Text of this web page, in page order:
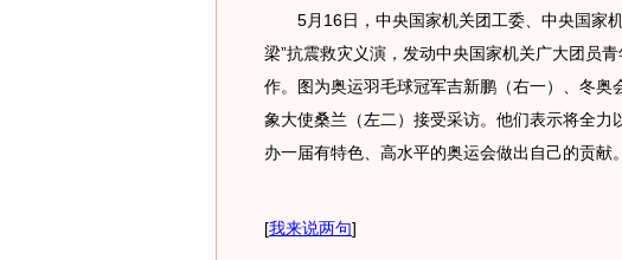
5月16日，中央国家机关团工委、中央国家机
梁”抗震救灾义演，发动中央国家机关广大团员
作。图为奥运羽毛球冠军吉新鹏（右一）、冬
象大使桑兰（左二）接受采访。他们表示将全
办一届有特色、高水平的奥运会做出自己的贡献
[我来说两句]